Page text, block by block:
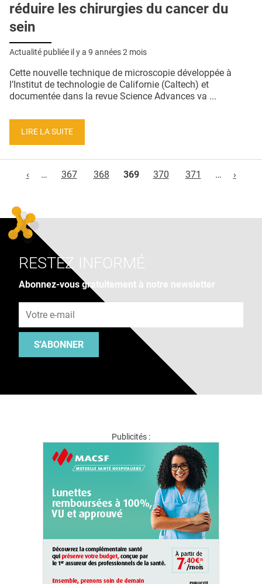
réduire les chirurgies du cancer du
sein
Actualité publiée il y a 9 années 2 mois
Cette nouvelle technique de microscopie développée à
l’Institut de technologie de Californie (Caltech) et
documentée dans la revue Science Advances va ...
LIRE LA SUITE
‹
… 367 368 369 370 371 … ›
RESTEZ INFORMÉ
Abonnez-vous gratuitement à notre newsletter
S'ABONNER
Publicités :